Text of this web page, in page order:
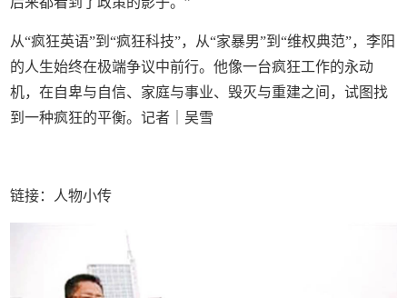
从“疯狂英语”到“疯狂科技”，从“家暴男”到“维权典范”，李阳
的人生始终在极端争议中前行。他像一台疯狂工作的永动
机，在自卑与自信、家庭与事业、毁灭与重建之间，试图找
到一种疯狂的平衡。记者｜吴雪
链接：人物小传